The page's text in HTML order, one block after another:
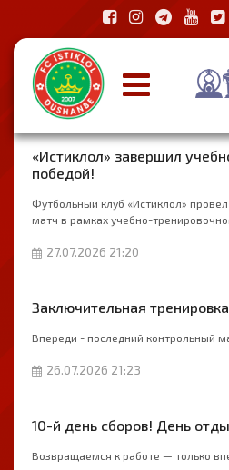
«Истиклол» завершил
победой!
Футбольный клуб «Истиклол»
матч в рамках учебно-
27.07.2026 21:20
Заключительная
Впереди - последний контрольный
26.07.2026 21:23
10-й день сборов! День
Возвращаемся к работе — только